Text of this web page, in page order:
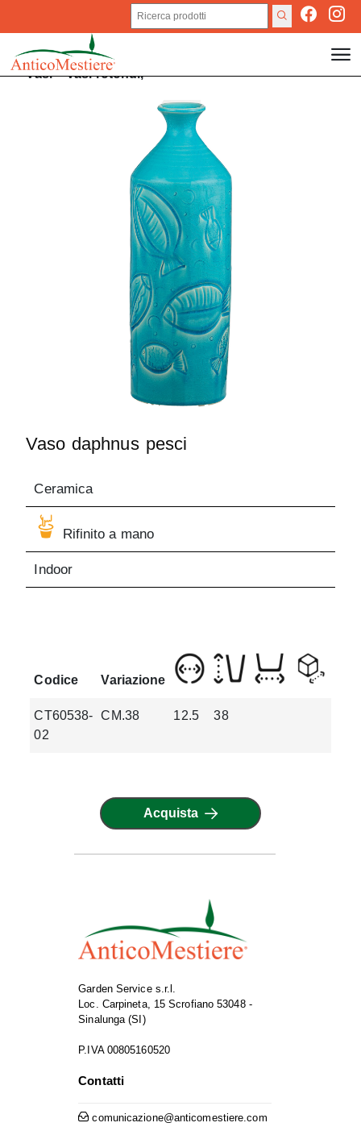
Vasi>Vasi rotondi,
Vaso daphnus pesci
Ceramica
Rifinito a mano
Indoor
Codice Variazione
CT60538-
02
CM.38 12.5 38
Acquista
Garden Service s.r.l.
Loc. Carpineta, 15 Scrofiano 53048 -
Sinalunga (SI)
P.IVA 00805160520
Contatti
comunicazione@anticomestiere.com